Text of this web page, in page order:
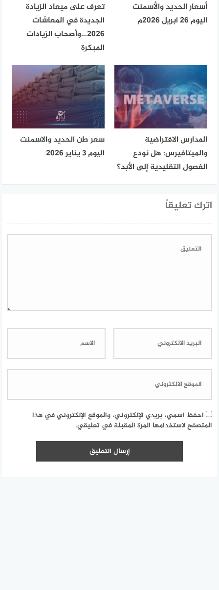
أسعار الحديد والأسمنت
اليوم 26 ابريل 2026م
تعرف على ميعاد الزيادة
الجديدة في المعاشات
2026…وأصحاب الزيادات
المبكرة
المدارس الافتراضية
والميتافيرس: هل نودع
الفصول التقليدية إلى الأبد؟
سعر طن الحديد والاسمنت
اليوم 3 يناير 2026
اترك تعليقاً
احفظ اسمي، بريدي الإلكتروني، والموقع الإلكتروني في هذا
المتصفح لاستخدامها المرة المقبلة في تعليقي.